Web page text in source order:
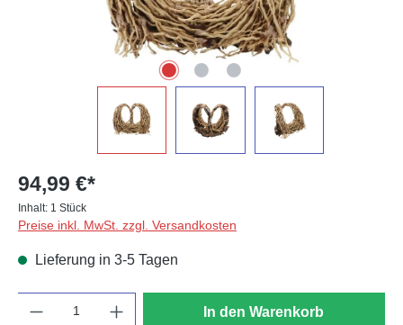
94,99 €*
Inhalt: 1 Stück
Preise inkl. MwSt. zzgl. Versandkosten
Lieferung in 3-5 Tagen
In den Warenkorb